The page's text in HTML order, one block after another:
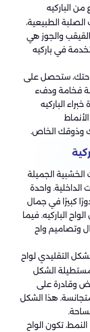
من الباركيه
الطبيعية،
والجوز هي
في باركيه
ستحصل على
فخامة ودفء
الباركيه
وذوقك الخاص.
الخشبية الجميلة
الداخلية. واحدة
كبيرًا في جمال
الباركيه. فيما
وتصاميم واح
التقليدي لواح
مستطيلة الشكل
وقادرة على
هذا الشكل
تكون الواح